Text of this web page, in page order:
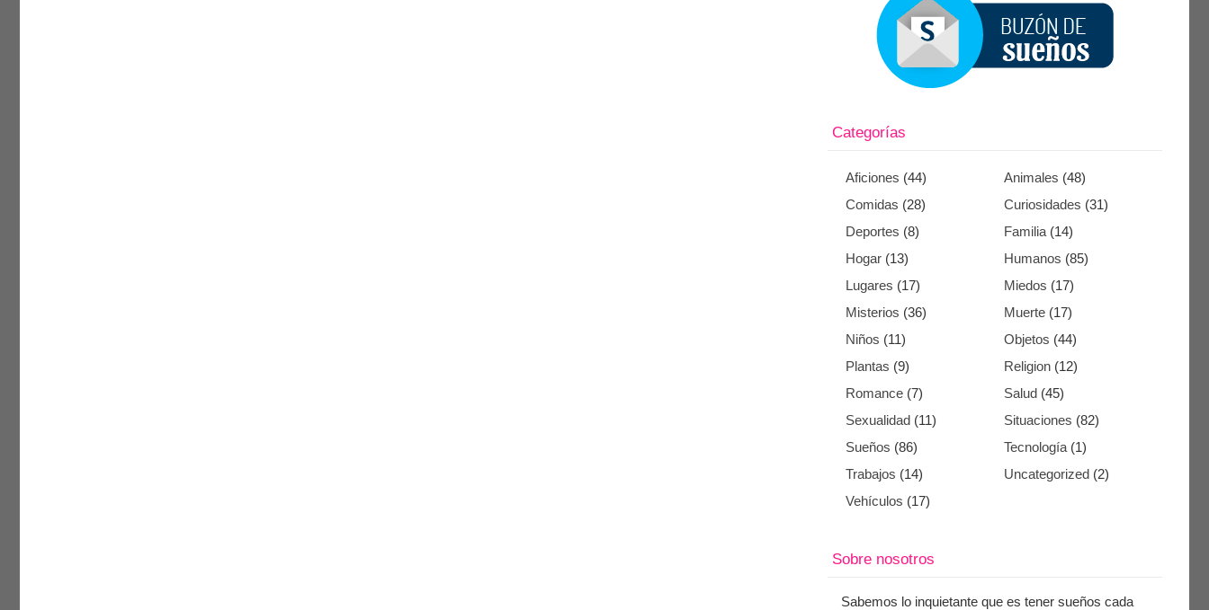
Categorías
Aficiones (44) Animales (48)
Comidas (28) Curiosidades (31)
Deportes (8) Familia (14)
Hogar (13) Humanos (85)
Lugares (17) Miedos (17)
Misterios (36) Muerte (17)
Niños (11) Objetos (44)
Plantas (9) Religion (12)
Romance (7) Salud (45)
Sexualidad (11) Situaciones (82)
Sueños (86) Tecnología (1)
Trabajos (14) Uncategorized (2)
Vehículos (17)
Sobre nosotros
Sabemos lo inquietante que es tener sueños cada